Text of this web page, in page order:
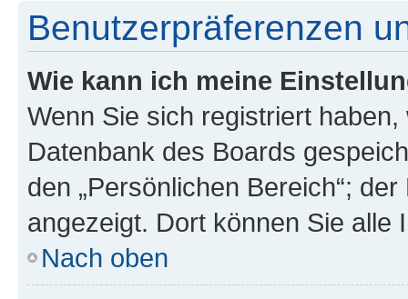
Benutzerpräferenzen
Wie kann ich meine
Wenn Sie sich registriert
Datenbank des Boards
den „Persönlichen Bereich“;
angezeigt. Dort können Sie alle
Nach oben